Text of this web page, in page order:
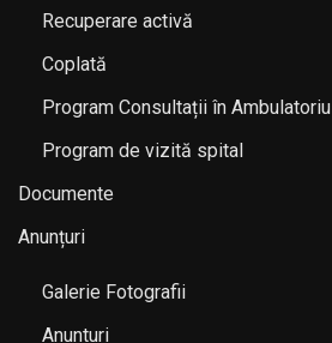
Recuperare activă
Coplată
Program Consultații în Ambulatoriu
Program de vizită spital
Documente
Anunțuri
Galerie Fotografii
Anunturi